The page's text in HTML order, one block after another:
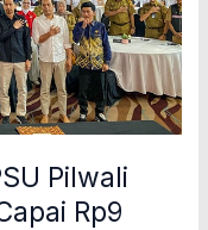
Pilwali
Rp9